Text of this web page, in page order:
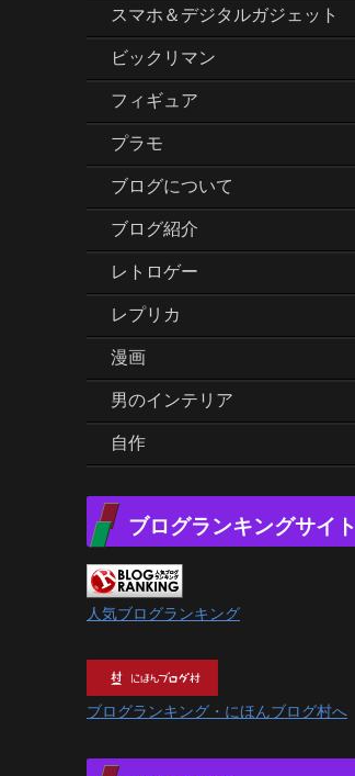
スマホ＆デジタルガジェット
ビックリマン
フィギュア
プラモ
ブログについて
ブログ紹介
レトロゲー
レプリカ
漫画
男のインテリア
自作
ブログランキングサイト
人気ブログランキング
ブログランキング・にほんブログ村へ